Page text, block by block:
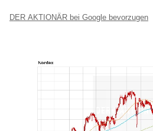
DER AKTIONÄR bei Google bevorzugen